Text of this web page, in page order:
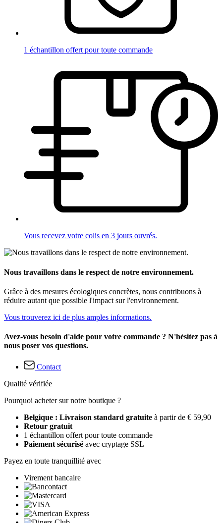
1 échantillon offert pour toute commande
Vous recevez votre colis en 3 jours ouvrés.
Nous travaillons dans le respect de notre environnement.
Grâce à des mesures écologiques concrètes, nous contribuons à
réduire autant que possible l'impact sur l'environnement.
Vous trouverez ici de plus amples informations.
Avez-vous besoin d'aide pour votre commande ? N'hésitez pas à
nous poser vos questions.
Contact
Qualité vérifiée
Pourquoi acheter sur notre boutique ?
Belgique : Livraison standard gratuite à partir de € 59,90
Retour gratuit
1 échantillon offert pour toute commande
Paiement sécurisé avec cryptage SSL
Payez en toute tranquillité avec
Virement bancaire